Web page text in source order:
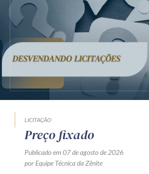
LICITAÇÃO
Preço fixado
Publicado em 07 de agosto de 2026
por Equipe Técnica da Zênite